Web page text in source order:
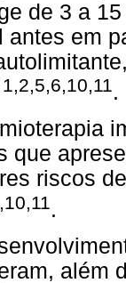
de 3 a
antes em
1,2,5,6,10,11.
que
riscos
.
além